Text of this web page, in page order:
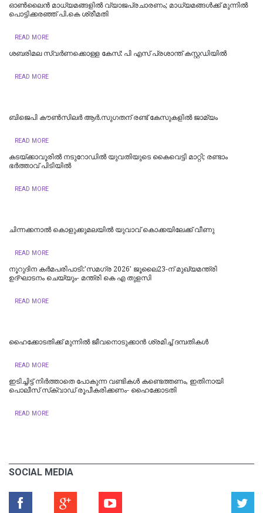
ഓൺലൈൻ മാധ്യമങ്ങളിൽ വ്യാജപ്രചാരണം; മാധ്യമങ്ങൾക്ക് മുന്നിൽ
പൊട്ടിക്കരഞ്ഞ് പി.കെ ശ്രീമതി
READ MORE
ശബരിമല സ്വര്‍ണക്കൊള്ള കേസ്: പി എസ് പ്രശാന്ത് കസ്റ്റഡിയില്‍
READ MORE
ബിജെപി കൗണ്‍സിലര്‍ ആര്‍.സുഗതന് രണ്ട് കേസുകളില്‍ ജാമ്യം
READ MORE
കടയ്ക്കാവൂരിൽ നടുറോഡില്‍ യുവതിയുടെ കൈവെട്ടി മാറ്റി; രണ്ടാം
ഭര്‍ത്താവ് പിടിയിൽ
READ MORE
ചിന്നക്കനാൽ കൊളുക്കുമലയില്‍ യുവാവ് കൊക്കയിലേക്ക് വീണു
READ MORE
നൂറുദിന കർമപരിപാടി:'സമഗ്ര 2026' ജൂലൈ23-ന് മുഖ്യമന്ത്രി
ഉദ്ഘാടനം ചെയ്യും- മന്ത്രി കെ എ തുളസി
READ MORE
ഹൈക്കോടതിക്ക് മുന്നില്‍ ജീവനൊടുക്കാന്‍ ശ്രമിച്ച് ദമ്പതികള്‍
READ MORE
ഇടിച്ചിട്ട് നിര്‍ത്താതെ പോകുന്ന വണ്ടികള്‍ കണ്ടെത്തണം, ഇതിനായി
പൊലീസ് സ്‌ക്വാഡ് രൂപീകരിക്കണം- ഹൈക്കോടതി
READ MORE
SOCIAL MEDIA